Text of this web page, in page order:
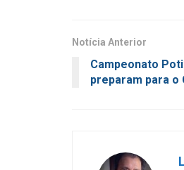
Notícia Anterior
Campeonato
preparam para o